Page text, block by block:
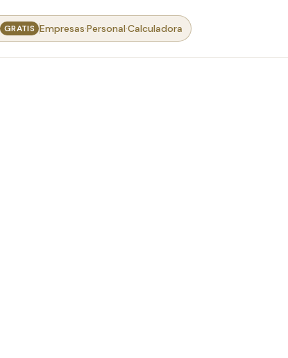
GRATIS Empresas·Personal·Calculadora